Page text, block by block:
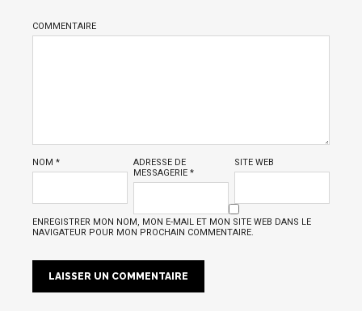
COMMENTAIRE
NOM *
ADRESSE DE
MESSAGERIE*
SITE WEB
ENREGISTRER MON NOM, MON E-MAIL ET MON SITE WEB DANS LE
NAVIGATEUR POUR MON PROCHAIN COMMENTAIRE.